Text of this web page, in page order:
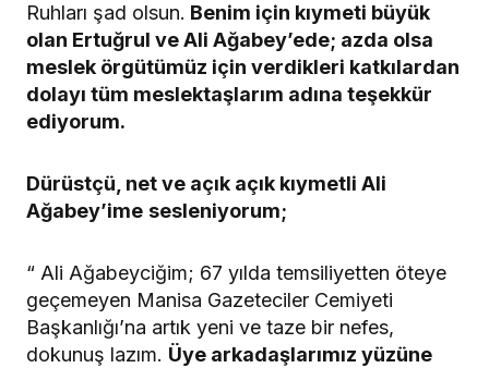
Ruhları şad olsun. Benim için kıymeti büyük
olan Ertuğrul ve Ali Ağabey’ede; azda olsa
meslek örgütümüz için verdikleri katkılardan
dolayı tüm meslektaşlarım adına teşekkür
ediyorum.
Dürüstçü, net ve açık açık kıymetli Ali
Ağabey’ime sesleniyorum;
“ Ali Ağabeyciğim; 67 yılda temsiliyetten öteye
geçemeyen Manisa Gazeteciler Cemiyeti
Başkanlığı’na artık yeni ve taze bir nefes,
dokunuş lazım. Üye arkadaşlarımız yüzüne